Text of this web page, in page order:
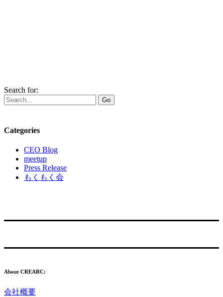
Search for:
Go
Categories
CEO Blog
meetup
Press Release
もくもく会
About CREARC:
会社概要